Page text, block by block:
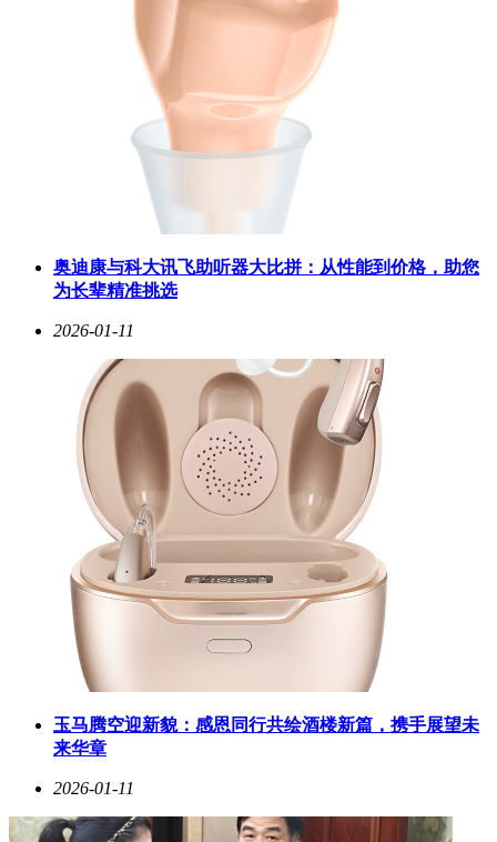
奥迪康与科大讯飞助听器大比拼：从性能到价格，助您
为长辈精准挑选
2026-01-11
玉马腾空迎新貌：感恩同行共绘酒楼新篇，携手展望未
来华章
2026-01-11